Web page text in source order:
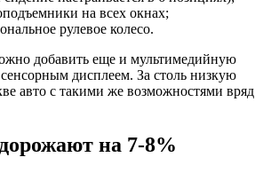
на всех окнах;
рулевое колесо.
добавить еще и мультимедийную
дисплеем. За столь низкую
авто с такими же возможностями вряд
на 7-8%